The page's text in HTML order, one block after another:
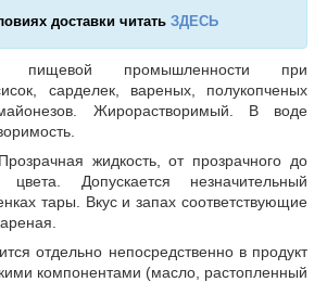
доставки читать ЗДЕСЬ
пищевой промышленности при
сарделек, вареных, полукопченых
Жирорастворимый. В воде
Прозрачная жидкость, от прозрачного до
цвета. Допускается незначительный
тары. Вкус и запах соответствующие
отдельно непосредственно в продукт
компонентами (масло, растопленный